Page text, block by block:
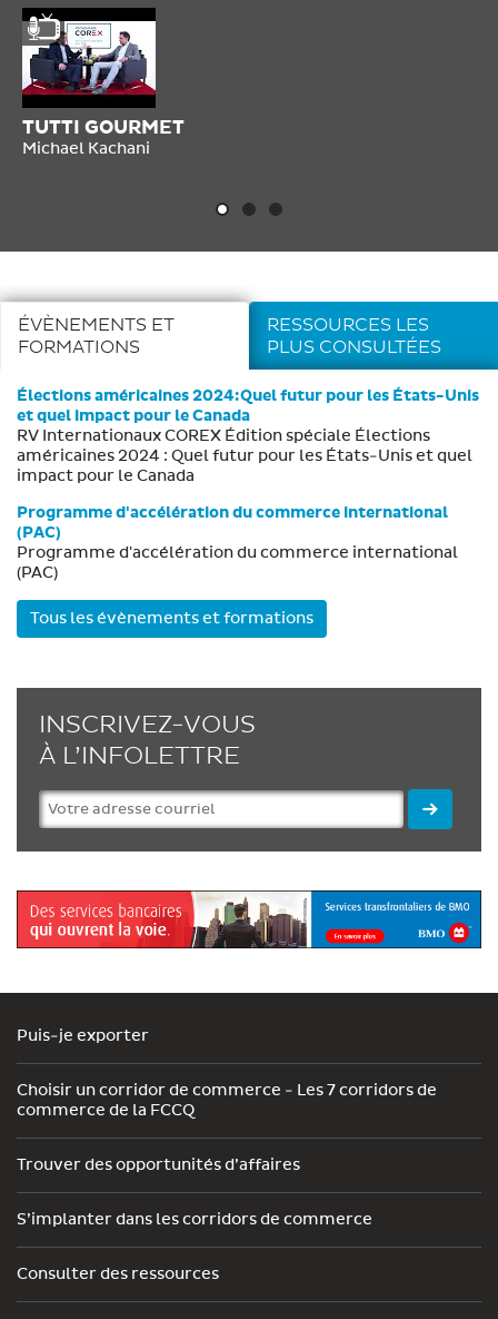
TUTTI GOURMET
Michael Kachani
ÉVÈNEMENTS ET
FORMATIONS
RESSOURCES LES
PLUS CONSULTÉES
Élections américaines 2024:Quel futur pour les États-Unis
et quel impact pour le Canada
RV Internationaux COREX Édition spéciale Élections
américaines 2024 : Quel futur pour les États-Unis et quel
impact pour le Canada
Programme d'accélération du commerce international
(PAC)
Programme d'accélération du commerce international
(PAC)
Tous les évènements et formations
INSCRIVEZ-VOUS
À L’INFOLETTRE
Puis-je exporter
Choisir un corridor de commerce - Les 7 corridors de
commerce de la FCCQ
Trouver des opportunités d’affaires
S’implanter dans les corridors de commerce
Consulter des ressources